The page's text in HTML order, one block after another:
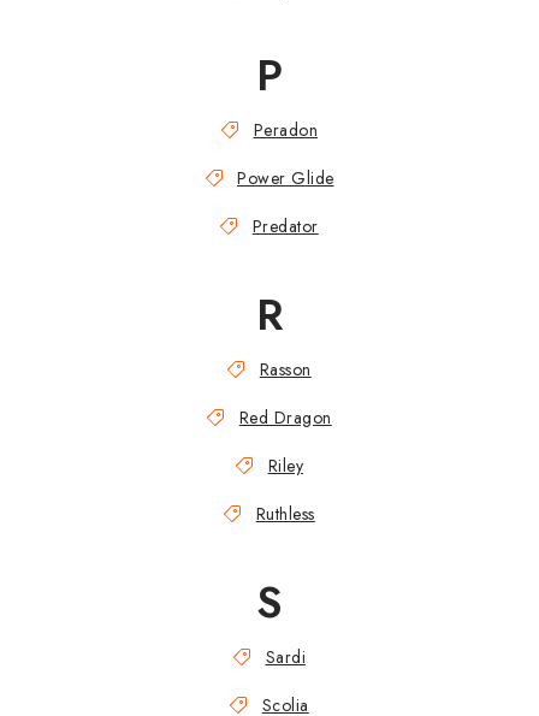
P
Peradon
Power Glide
Predator
R
Rasson
Red Dragon
Riley
Ruthless
S
Sardi
Scolia